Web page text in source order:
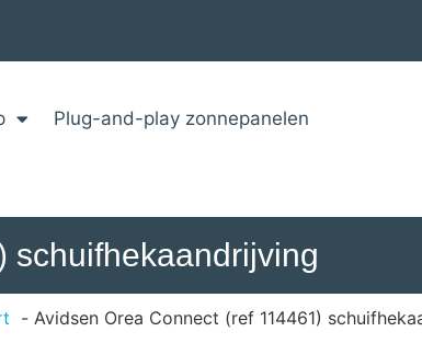
Plug-and-play zonnepanelen
schuifhekaandrijving
Avidsen Orea Connect (ref 114461)